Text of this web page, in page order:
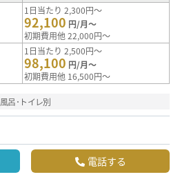
1日当たり 2,300円～
92,100 円/月～
初期費用他 22,000円～
1日当たり 2,500円～
98,100 円/月～
初期費用他 16,500円～
風呂･トイレ別
電話する